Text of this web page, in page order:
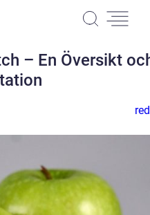
– En Översikt